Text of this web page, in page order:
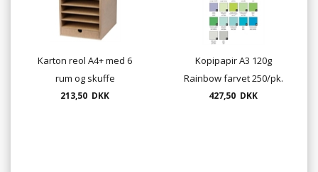
Karton reol A4+ med 6
rum og skuffe
213,50 DKK
Kopipapir A3 120g
Rainbow farvet 250/pk.
427,50 DKK